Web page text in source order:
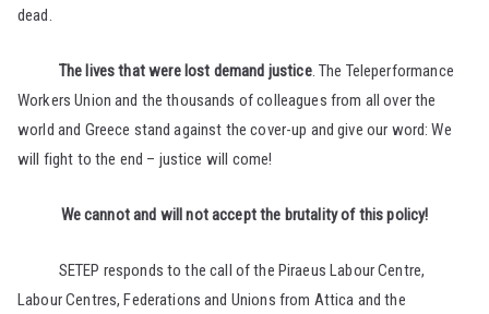
dead.
The lives that were lost demand justice. The Teleperformance
Workers Union and the thousands of colleagues from all over the
world and Greece stand against the cover-up and give our word: We
will fight to the end – justice will come!
We cannot and will not accept the brutality of this policy!
SETEP responds to the call of the Piraeus Labour Centre,
Labour Centres, Federations and Unions from Attica and the